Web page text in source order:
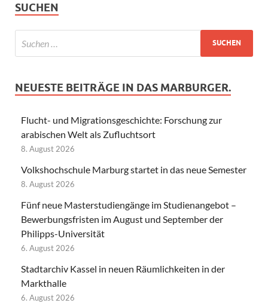
SUCHEN
NEUESTE BEITRÄGE IN DAS MARBURGER.
Flucht- und Migrationsgeschichte: Forschung zur
arabischen Welt als Zufluchtsort
8. August 2026
Volkshochschule Marburg startet in das neue Semester
8. August 2026
Fünf neue Masterstudiengänge im Studienangebot –
Bewerbungsfristen im August und September der
Philipps-Universität
6. August 2026
Stadtarchiv Kassel in neuen Räumlichkeiten in der
Markthalle
6. August 2026